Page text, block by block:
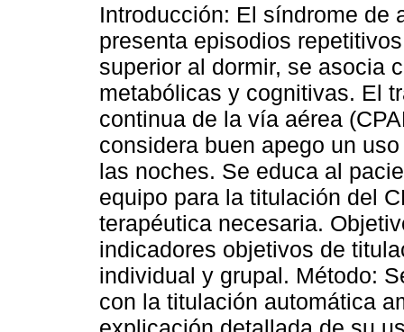
Introducción: El síndrome de
presenta episodios
superior al dormir, se asocia
metabólicas y cognitivas. El
continua de la vía aérea
considera buen apego un
las noches. Se educa al
equipo para la titulación del
terapéutica necesaria.
indicadores objetivos de
individual y grupal. Método:
con la titulación automática